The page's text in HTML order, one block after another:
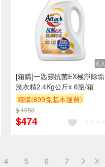
6入
[箱購]一匙靈抗菌EX極淨除垢
洗衣精2.4Kg公斤x 6瓶/箱
箱購(699免基本運費)
贈$200
$ 1050
$474
4 5 6 7